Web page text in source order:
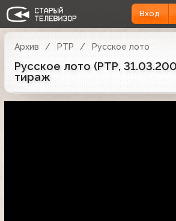
Вход
Архив РТР Русское лото
Русское лото (РТР,
тираж